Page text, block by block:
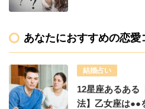
あなたにおすすめの恋愛
結婚占い
12星座あるある
法】乙女座は●●